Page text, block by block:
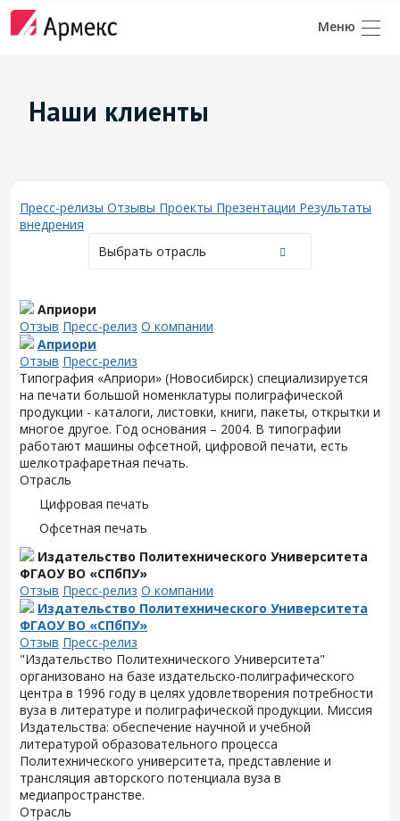
Наши клиенты
Пресс-релизы Отзывы Проекты Презентации Результаты
внедрения
Выбрать отрасль
Априори
Отзыв Пресс-релиз О компании
Априори
Отзыв Пресс-релиз
Типография «Априори» (Новосибирск) специализируется
на печати большой номенклатуры полиграфической
продукции - каталоги, листовки, книги, пакеты, открытки и
многое другое. Год основания – 2004. В типографии
работают машины офсетной, цифровой печати, есть
шелкотрафаретная печать.
Отрасль
Цифровая печать
Офсетная печать
Издательство Политехнического Университета
ФГАОУ ВО «СПбПУ»
Отзыв Пресс-релиз О компании
Издательство Политехнического Университета
ФГАОУ ВО «СПбПУ»
Отзыв Пресс-релиз
"Издательство Политехнического Университета"
организовано на базе издательско-полиграфического
центра в 1996 году в целях удовлетворения потребности
вуза в литературе и полиграфической продукции. Миссия
Издательства: обеспечение научной и учебной
литературой образовательного процесса
Политехнического университета, представление и
трансляция авторского потенциала вуза в
медиапространстве.
Отрасль